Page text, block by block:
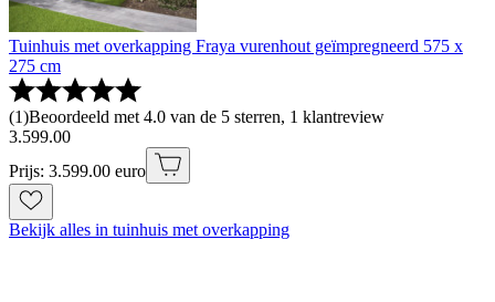
Tuinhuis met overkapping Fraya vurenhout geïmpregneerd 575 x
275 cm
(1)Beoordeeld met 4.0 van de 5 sterren, 1 klantreview
3.599.00
Prijs: 3.599.00 euro
Bekijk alles in tuinhuis met overkapping